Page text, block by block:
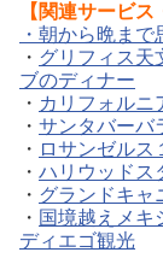
【関連サービス
・朝から晩ま
・ グリフィス天
ブのディナー
・ カリフォルニ
・ サンタバーバ
・ ロサンゼルス
・ ハリウッドス
・ グランドキャ
・ 国境越えメキ
ディエゴ観光